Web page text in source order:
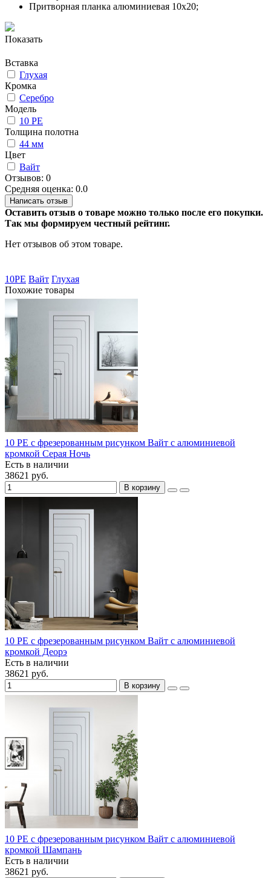
Притворная планка алюминиевая 10x20;
Показать
Вставка
Глухая
Кромка
Серебро
Модель
10 PE
Толщина полотна
44 мм
Цвет
Вайт
Отзывов: 0
Средняя оценка: 0.0
Написать отзыв
Оставить отзыв о товаре можно только после его покупки.
Так мы формируем честный рейтинг.
Нет отзывов об этом товаре.
10PE Вайт Глухая
Похожие товары
10 PE с фрезерованным рисунком Вайт с алюминиевой
кромкой Серая Ночь
Есть в наличии
38621 руб.
В корзину
10 PE с фрезерованным рисунком Вайт с алюминиевой
кромкой Деорэ
Есть в наличии
38621 руб.
В корзину
10 PE с фрезерованным рисунком Вайт с алюминиевой
кромкой Шампань
Есть в наличии
38621 руб.